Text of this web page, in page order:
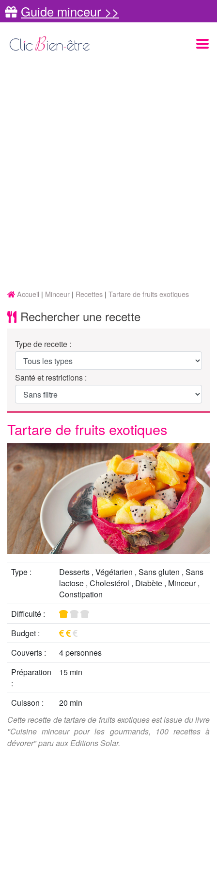
Guide minceur >>
Accueil Minceur Recettes Tartare de fruits exotiques
Rechercher une recette
Type de recette :
Santé et restrictions :
Tartare de fruits exotiques
Type :
Desserts , Végétarien , Sans gluten , Sans
lactose , Cholestérol , Diabète , Minceur ,
Constipation
Difficulté :
Budget :
Couverts :
4 personnes
Préparation
:
15 min
Cuisson :
20 min
Cette recette de tartare de fruits exotiques est issue du livre
"Cuisine minceur pour les gourmands, 100 recettes à
dévorer" paru aux Editions Solar.